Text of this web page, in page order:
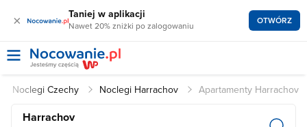
× Taniej w aplikacji
Nawet 20% zniżki po zalogowaniu OTWÓRZ
Noclegi Czechy Noclegi Harrachov Apartamenty Harrachov
Harrachov